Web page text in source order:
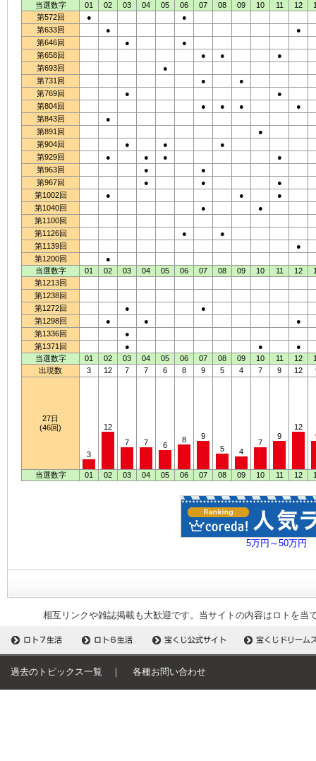
当選数字
01 02 03 04 05 06 07 08 09 10 11 12
第572回
●
●
第633回
●
●
第646回
●
●
第658回
● ●
●
第693回
●
第731回
●
●
第769回
●
●
第804回
● ● ●
●
第843回
●
第891回
●
第904回
● ●
●
第929回
● ● ●
●
第963回
●
●
第967回
● ●
●
第1002回
● ●
●
第1040回
● ●
第1100回
第1126回
●
●
第1139回
●
第1200回
●
当選数字
01 02 03 04 05 06 07 08 09 10 11 12
第1213回
第1238回
第1272回
●
●
第1298回
● ● ●
第1336回
●
第1371回
● ●
●
当選数字
01 02 03 04 05 06 07 08 09 10 11 12
出現数
3 12 7 7 6 8 9 5 4 7 9 12
27日
(46回)
3
12
7
7 6
8
9
5
4
7
9
12
当選数字 01 02 03 04 05 06 07 08 09 10 11 12
5万円～50万円
相互リンクや雑誌掲載も大歓迎です。当サイトの内容はロトを
過去のトピックス一覧 ｜ 各種お問い合わせ